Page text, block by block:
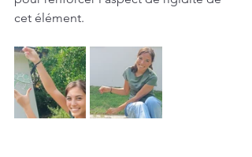
cet élément.